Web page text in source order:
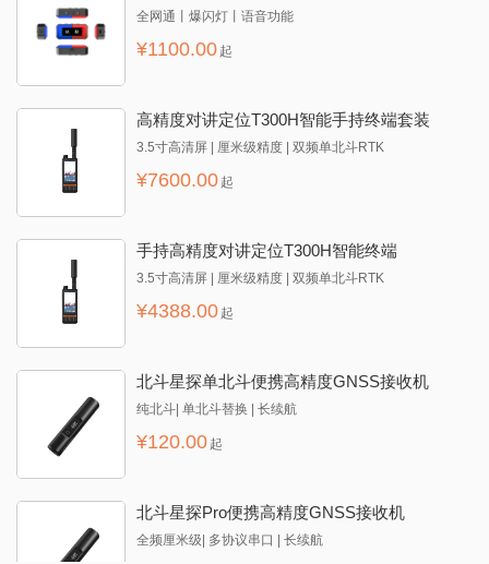
全网通丨爆闪灯丨语音功能
¥1100.00 起
高精度对讲定位T300H智能手持终端套装
3.5寸高清屏 | 厘米级精度 | 双频单北斗RTK
¥7600.00 起
手持高精度对讲定位T300H智能终端
3.5寸高清屏 | 厘米级精度 | 双频单北斗RTK
¥4388.00 起
北斗星探单北斗便携高精度GNSS接收机
纯北斗| 单北斗替换 | 长续航
¥120.00 起
北斗星探Pro便携高精度GNSS接收机
全频厘米级| 多协议串口 | 长续航